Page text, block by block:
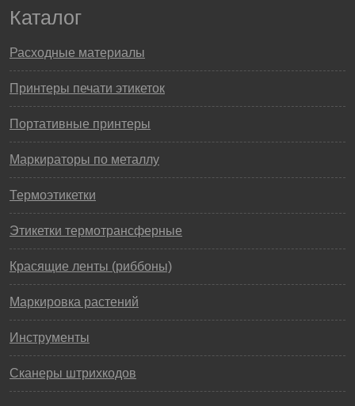
Каталог
Расходные материалы
Принтеры печати этикеток
Портативные принтеры
Маркираторы по металлу
Термоэтикетки
Этикетки термотрансферные
Красящие ленты (риббоны)
Маркировка растений
Инструменты
Сканеры штрихкодов